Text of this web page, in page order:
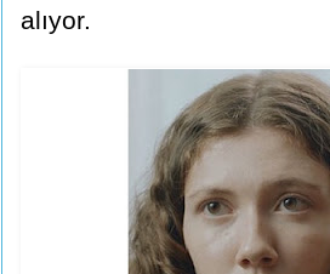
alıyor.